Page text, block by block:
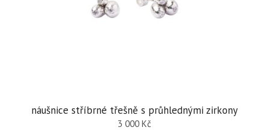
náušnice stříbrné třešně s průhlednými zirkony
3 000 Kč